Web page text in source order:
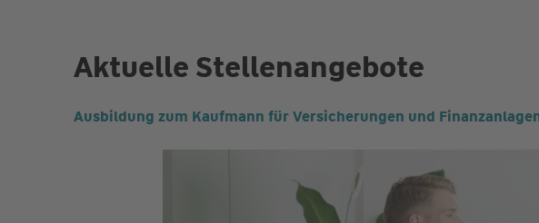
Aktuelle Stellenangebote
Ausbildung zum Kaufmann für Versicherungen und